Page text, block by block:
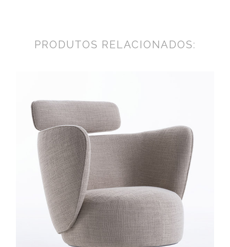
PRODUTOS RELACIONADOS: